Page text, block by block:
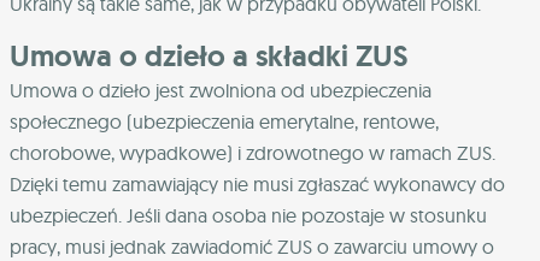
Umowa o dzieło a składki ZUS
Umowa o dzieło jest zwolniona od ubezpieczenia
społecznego (ubezpieczenia emerytalne, rentowe,
chorobowe, wypadkowe) i zdrowotnego w ramach ZUS.
Dzięki temu zamawiający nie musi zgłaszać wykonawcy do
ubezpieczeń. Jeśli dana osoba nie pozostaje w stosunku
pracy, musi jednak zawiadomić ZUS o zawarciu umowy o